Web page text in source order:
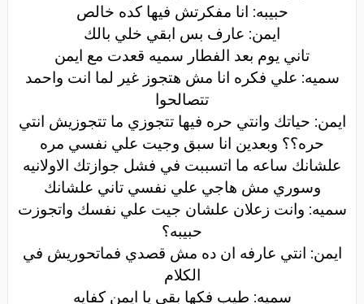
حبيبه: انا مفكرتش فيها كده خالص
ايمن: عارف بس ابقي خلي بالك
تاني يوم بعد الفطار سميه قعدت مع ايمن
سميه: علي فكره انا مش هتجوز غير لما انت واحمد
تتصالحوا
ايمن: حياتك وانتي حره فيها تتجوزي ما تتجوزيش انتي
حره؟؟ وبعدين انا سبق وجيت علي نفسي مره
علشانك ساعه ما اتسببت في فشل جوازتك الاولانيه
وسوري مش هاجي علي نفسي تاني علشانك
سميه: وانت زعلان علشان جيت علي نفسك واتجوزت
حبيبه؟
ايمن: انتي عارفه ان ده مش قصدي فماتحوريش في
الكلام
سميه: طيب فكها بقي يا ايمن كفايه